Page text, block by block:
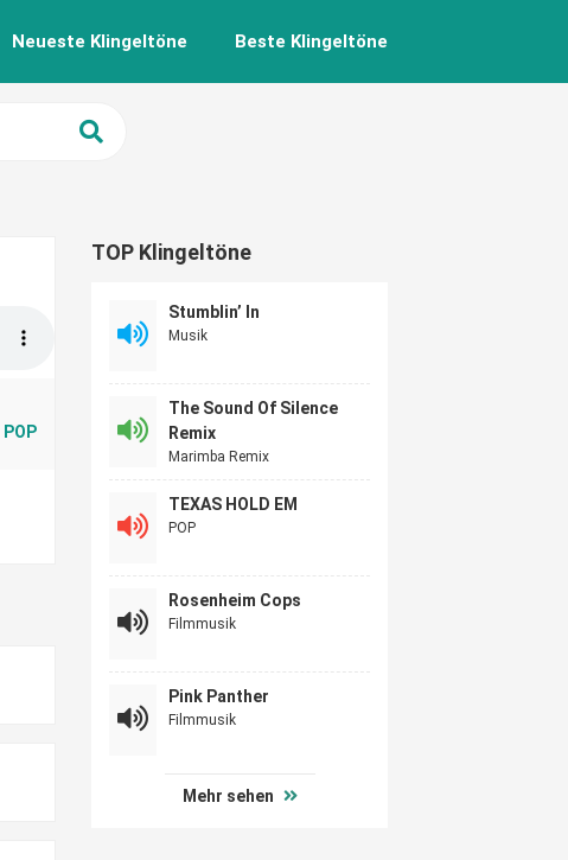
Neueste Klingeltöne Beste Klingeltöne
POP
TOP Klingeltöne
Stumblin’ In
Musik
The Sound Of Silence
Remix
Marimba Remix
TEXAS HOLD EM
POP
Rosenheim Cops
Filmmusik
Pink Panther
Filmmusik
Mehr sehen